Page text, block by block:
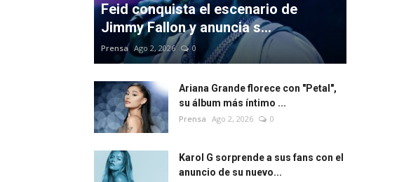
Feid conquista el escenario de
Jimmy Fallon y anuncia s...
Prensa Ago 2, 2026 0
Ariana Grande florece con "Petal",
su álbum más íntimo ...
Prensa Ago 2, 2026 0
Karol G sorprende a sus fans con el
anuncio de su nuevo...